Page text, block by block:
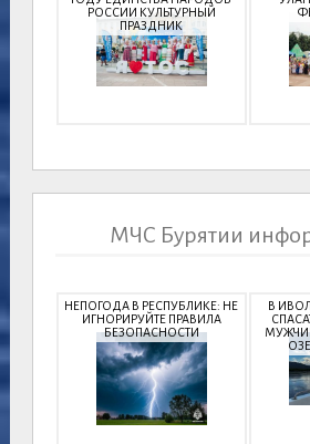
РОССИИ КУЛЬТУРНЫЙ
ПРАЗДНИК
МЧС Бурятии
НЕПОГОДА В РЕСПУБЛИКЕ: НЕ
ИГНОРИРУЙТЕ ПРАВИЛА
БЕЗОПАСНОСТИ
В